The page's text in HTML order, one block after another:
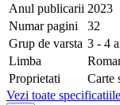
Anul publicarii 2023
Numar pagini
32
Grup de varsta 3 - 4
Limba
Proprietati
Carte
Vezi toate specificatiile